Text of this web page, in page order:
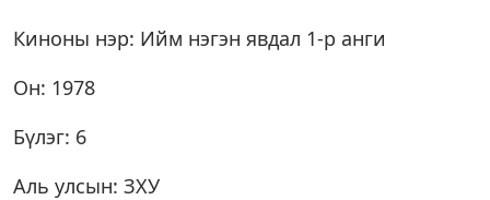
Киноны нэр: Ийм нэгэн явдал 1-р анги
Он: 1978
Бүлэг: 6
Аль улсын: ЗХУ